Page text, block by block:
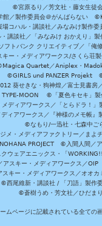
©宮原るり／芳文社・藤女生徒
館／製作委員会＠がんばらない
コハル・講談社／みなみけ製作
講談社／「みなみけ おかえり」
フトバンク クリエイティブ／「
キー・メディアワークス/さく
Quartet／Aniplex・
©GIRLS und PANZER Projekt ©
葵せきな・狗神煌／富士見書
MOON ©「夏色キセキ」製
ディアワークス／「とらドラ！
ィアワークス／『神様のメモ帳
©なもり/一迅社・七森中
メ・メディアファクトリー／ま
PROJECT ©入間人間／ア
クウェアエニックス・「
アスキー・メディアワークス／
キー・メディアワークス／オオ
©西尾維新・講談社 / 「刀語」製作
©蒼樹うめ・芳文社／ひだま
ムページに記載されている全ての